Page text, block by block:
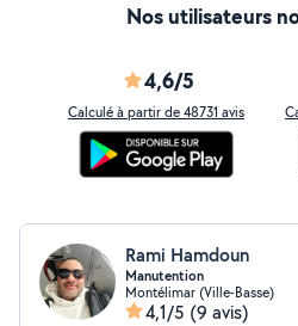
Nos utilisateurs
4,6/5
Calculé à partir de 48731 avis
Rami Hamdoun
Manutention
Montélimar (Ville-Basse)
4,1/5 (9 avis)